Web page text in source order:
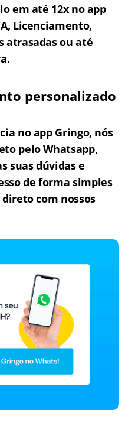
em até 12x no app
Licenciamento,
atrasadas ou até
personalizado
no app Gringo, nós
pelo Whatsapp,
suas dúvidas e
de forma simples
com nossos